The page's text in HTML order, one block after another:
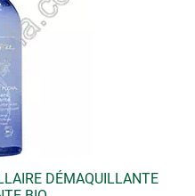
DÉMAQUILLANTE